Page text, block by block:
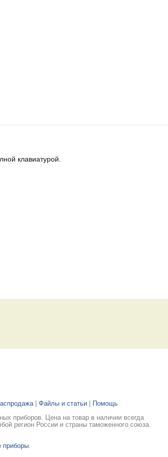
клавиатурой.
Файлы и статьи
Помощь
приборов. Цена на товар в наличии всегда
регион России и страны таможенного союза.
приборы